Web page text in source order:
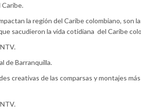
Caribe.
la región del Caribe colombiano, son
sacudieron la vida cotidiana del Caribe
de Barranquilla.
creativas de las comparsas y montajes